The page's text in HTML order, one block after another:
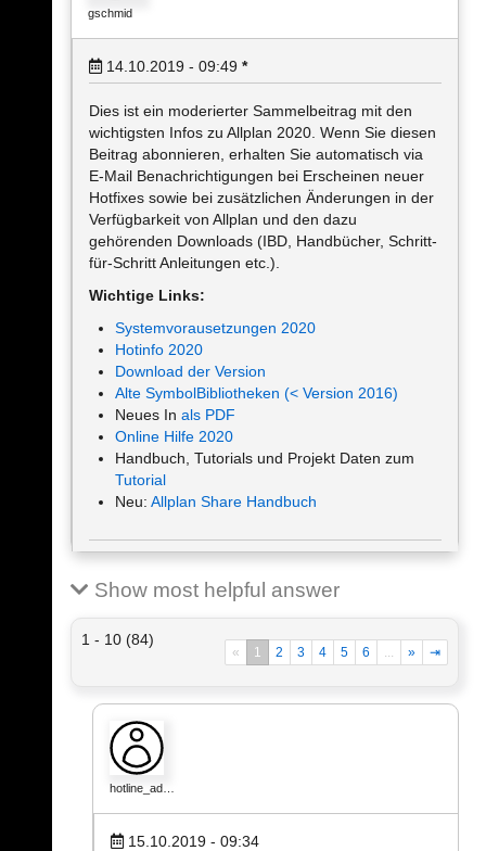
gschmid
14.10.2019 - 09:49 *
Dies ist ein moderierter Sammelbeitrag mit den
wichtigsten Infos zu Allplan 2020. Wenn Sie diesen
Beitrag abonnieren, erhalten Sie automatisch via
E-Mail Benachrichtigungen bei Erscheinen neuer
Hotfixes sowie bei zusätzlichen Änderungen in der
Verfügbarkeit von Allplan und den dazu
gehörenden Downloads (IBD, Handbücher, Schritt-
für-Schritt Anleitungen etc.).
Wichtige Links:
Systemvorausetzungen 2020
Hotinfo 2020
Download der Version
Alte SymbolBibliotheken (< Version 2016)
Neues In als PDF
Online Hilfe 2020
Handbuch, Tutorials und Projekt Daten zum
Tutorial
Neu: Allplan Share Handbuch
Show most helpful answer
1 - 10 (84)
« 1 2 3 4 5 6 ... » ⇥
hotline_ad…
15.10.2019 - 09:34